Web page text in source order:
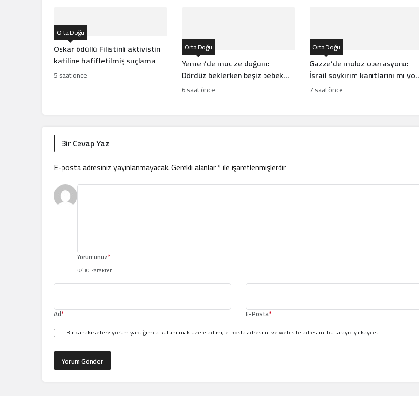
Oskar ödüllü Filistinli aktivistin
katiline hafifletilmiş suçlama
Orta Doğu
5 saat önce
Yemen’de mucize doğum:
Dördüz beklerken beşiz bebek
dünyaya geldi
Orta Doğu
6 saat önce
Gazze’de moloz operasyonu:
İsrail soykırım kanıtlarını mı yok
ediyor?
Orta Doğu
7 saat önce
Bir Cevap Yaz
E-posta adresiniz yayınlanmayacak.Gerekli alanlar*ile işaretlenmişlerdir
Yorumunuz*
0/30 karakter
Ad* E-Posta*
Bir dahaki sefere yorum yaptığımda kullanılmak üzere adımı, e-posta adresimi ve web site adresimi bu tarayıcıya kaydet.
Yorum Gönder